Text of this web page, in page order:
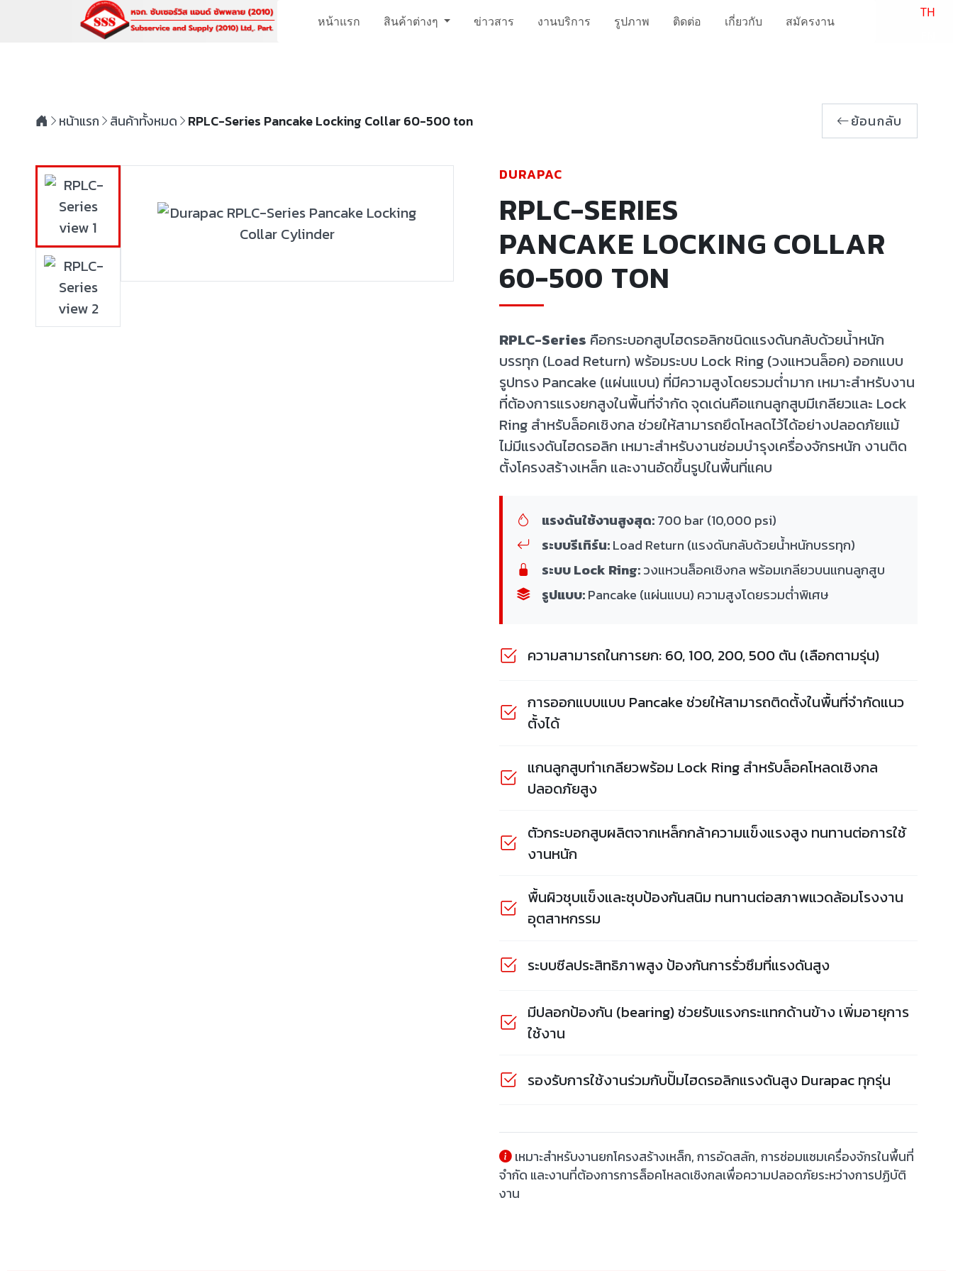
หน้าแรก สินค้าต่างๆ ข่าวสาร งานบริการ รูปภาพ ติดต่อ เกี่ยวกับ สมัครงาน
หน้าแรก สินค้าทั้งหมด RPLC-Series Pancake Locking Collar 60-500 ton ย้อนกลับ
DURAPAC
RPLC-SERIES
PANCAKE LOCKING COLLAR
60-500 TON
RPLC-Series คือกระบอกสูบไฮดรอลิกชนิดแรงดันกลับด้วยน้ำหนัก
บรรทุก (Load Return) พร้อมระบบ Lock Ring (วงแหวนล็อค) ออกแบบ
รูปทรง Pancake (แผ่นแบน) ที่มีความสูงโดยรวมต่ำมาก เหมาะสำหรับงาน
ที่ต้องการแรงยกสูงในพื้นที่จำกัด จุดเด่นคือแกนลูกสูบมีเกลียวและ Lock
Ring สำหรับล็อคเชิงกล ช่วยให้สามารถยึดโหลดไว้ได้อย่างปลอดภัยแม้
ไม่มีแรงดันไฮดรอลิก เหมาะสำหรับงานซ่อมบำรุงเครื่องจักรหนัก งานติด
ตั้งโครงสร้างเหล็ก และงานอัดขึ้นรูปในพื้นที่แคบ
แรงดันใช้งานสูงสุด:700 bar (10,000 psi)
ระบบรีเทิร์น:Load Return (แรงดันกลับด้วยน้ำหนักบรรทุก)
ระบบ Lock Ring:วงแหวนล็อคเชิงกล พร้อมเกลียวบนแกนลูกสูบ
รูปแบบ:Pancake (แผ่นแบน) ความสูงโดยรวมต่ำพิเศษ
ความสามารถในการยก: 60, 100, 200, 500 ตัน (เลือกตามรุ่น)
การออกแบบแบบ Pancake ช่วยให้สามารถติดตั้งในพื้นที่จำกัดแนว
ตั้งได้
แกนลูกสูบทำเกลียวพร้อม Lock Ring สำหรับล็อคโหลดเชิงกล
ปลอดภัยสูง
ตัวกระบอกสูบผลิตจากเหล็กกล้าความแข็งแรงสูง ทนทานต่อการใช้
งานหนัก
พื้นผิวชุบแข็งและชุบป้องกันสนิม ทนทานต่อสภาพแวดล้อมโรงงาน
อุตสาหกรรม
ระบบซีลประสิทธิภาพสูง ป้องกันการรั่วซึมที่แรงดันสูง
มีปลอกป้องกัน (bearing) ช่วยรับแรงกระแทกด้านข้าง เพิ่มอายุการ
ใช้งาน
รองรับการใช้งานร่วมกับปั๊มไฮดรอลิกแรงดันสูง Durapac ทุกรุ่น
เหมาะสำหรับงานยกโครงสร้างเหล็ก, การอัดสลัก, การซ่อมแซมเครื่องจักรในพื้นที่
จำกัด และงานที่ต้องการการล็อคโหลดเชิงกลเพื่อความปลอดภัยระหว่างการปฏิบัติ
งาน
TH